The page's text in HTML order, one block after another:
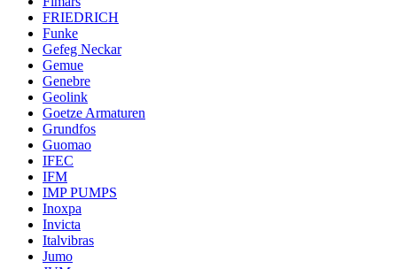
FRIEDRICH
Funke
Gefeg Neckar
Gemue
Genebre
Geolink
Goetze Armaturen
Grundfos
Guomao
IFEC
IFM
IMP PUMPS
Inoxpa
Invicta
Italvibras
Jumo